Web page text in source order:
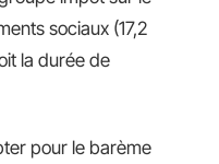
sociaux (17,2
la durée de
pour le barème